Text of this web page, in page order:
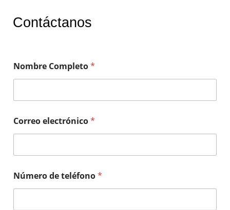
Contáctanos
Nombre Completo*
Correo electrónico*
Número de teléfono*